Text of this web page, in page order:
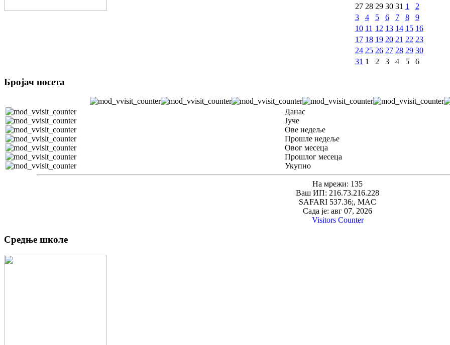
27 28 29 30 31 1
2
3
4 5 6 7 8
9
10 11 12 13 14 15 16
17 18 19 20 21 22 23
24 25 26 27 28 29 30
31 1 2 3 4 5 6
Бројач посета
Данас
Јуче
Ове недеље
Прошле недеље
Овог месеца
Прошлог месеца
Укупно
На мрежи: 135
Ваш ИП: 216.73.216.228
SAFARI 537.36;, MAC
Сада је: авг 07, 2026
Visitors Counter
Средње школе